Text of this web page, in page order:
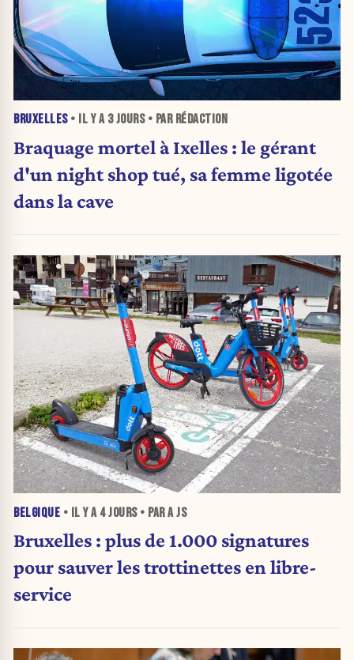
BRUXELLES• IL Y A 3 JOURS• PAR RÉDACTION
Braquage mortel à Ixelles : le gérant
d'un night shop tué, sa femme ligotée
dans la cave
BELGIQUE • IL Y A 4 JOURS• PAR A JS
Bruxelles : plus de 1.000 signatures
pour sauver les trottinettes en libre-
service